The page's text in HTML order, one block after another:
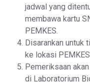
jadwal yang
membawa kartu
PEMKES.
Disarankan untuk
ke lokasi PEMKES.
Pemeriksaan
di Laboratorium